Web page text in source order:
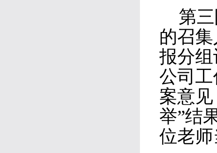
第
的召
报分
公司
案意
举”结
位老